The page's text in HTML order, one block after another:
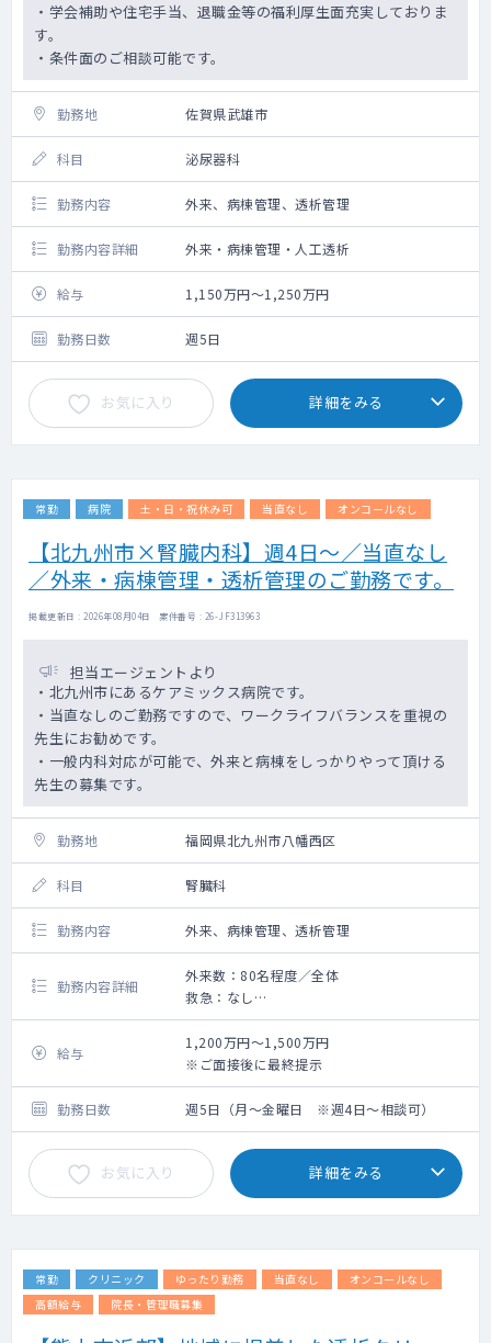
・学会補助や住宅手当、退職金等の福利厚生面充実しておりま
す。
・条件面のご相談可能です。
勤務地 佐賀県武雄市
科目 泌尿器科
勤務内容 外来、病棟管理、透析管理
勤務内容詳細 外来・病棟管理・人工透析
給与 1,150万円～1,250万円
勤務日数 週5日
お気に入り 詳細をみる
常勤 病院 土・日・祝休み可 当直なし オンコールなし
【北九州市×腎臓内科】週4日～／当直なし
／外来・病棟管理・透析管理のご勤務です。
掲載更新日 : 2026年08月04日 案件番号 : 26-JF313963
担当エージェントより
・北九州市にあるケアミックス病院です。
・当直なしのご勤務ですので、ワークライフバランスを重視の
先生にお勧めです。
・一般内科対応が可能で、外来と病棟をしっかりやって頂ける
先生の募集です。
勤務地 福岡県北九州市八幡西区
科目 腎臓科
勤務内容 外来、病棟管理、透析管理
勤務内容詳細
外来数：80名程度／全体
救急：なし
・外来、病棟管理、透析管理のご勤務です。
・外来は前午後あわせて週4～6コマを担当い
ただきます。
・病棟は74床を4名で分担して担当いただき
ます。
・関連の介護施設への訪問診療を実施してお
ります。
【その他】
・早出・居残り業務
・大腸がん、肝臓がん、肺がん、胃がん、特
定健診 年度ごとに左記5項目を常勤医師で分
給与
1,200万円～1,500万円
※ご面接後に最終提示
勤務日数 週5日（月～金曜日 ※週4日～相談可）
お気に入り 詳細をみる
常勤 クリニック ゆったり勤務 当直なし
オンコールなし
高額給与
院長・管理職募集